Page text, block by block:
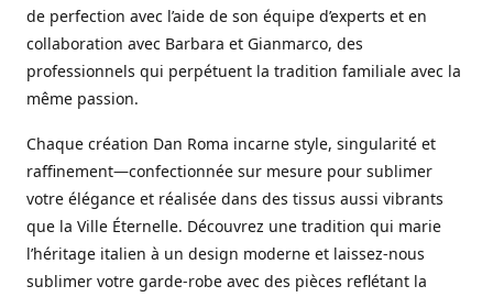
de perfection avec l’aide de son équipe d’experts et en
collaboration avec Barbara et Gianmarco, des
professionnels qui perpétuent la tradition familiale avec la
même passion.
Chaque création Dan Roma incarne style, singularité et
raffinement—confectionnée sur mesure pour sublimer
votre élégance et réalisée dans des tissus aussi vibrants
que la Ville Éternelle. Découvrez une tradition qui marie
l’héritage italien à un design moderne et laissez-nous
sublimer votre garde-robe avec des pièces reflétant la